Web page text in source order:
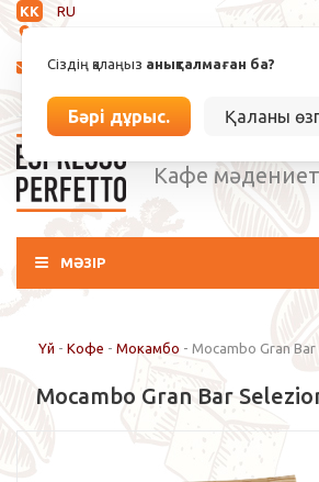
KK
RU
Сіздің қалаңыз анықталмаған ба?
Бәрі дұрыс. Қаланы
info@espressoperfetto.kz
Кафе
МӘЗІР
Үй - Кофе - Мокамбо - Mocambo Gran Bar
Mocambo Gran Bar